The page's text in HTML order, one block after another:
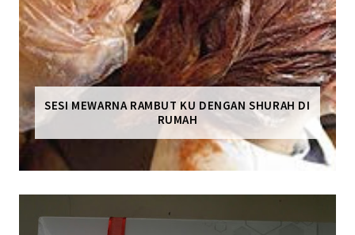
SESI MEWARNA RAMBUT KU DENGAN SHURAH DI
RUMAH